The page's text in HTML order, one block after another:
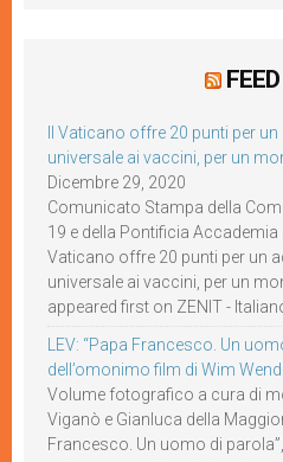
Il Vaticano offre 20 punti per
universale ai vaccini, per un
Dicembre 29, 2020
Comunicato Stampa della
19 e della Pontificia Accademia
Vaticano offre 20 punti per un
universale ai vaccini, per un
appeared first on ZENIT -
LEV: “Papa Francesco. Un
dell’omonimo film di Wim
Volume fotografico a cura di
Viganò e Gianluca della
Francesco. Un uomo di